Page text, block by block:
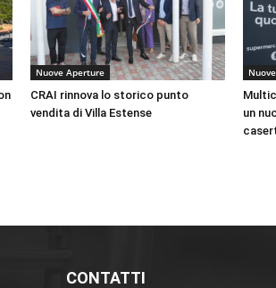
Nuove Aperture
CRAI rinnova lo storico punto
vendita di Villa Estense
un
CONTATTI